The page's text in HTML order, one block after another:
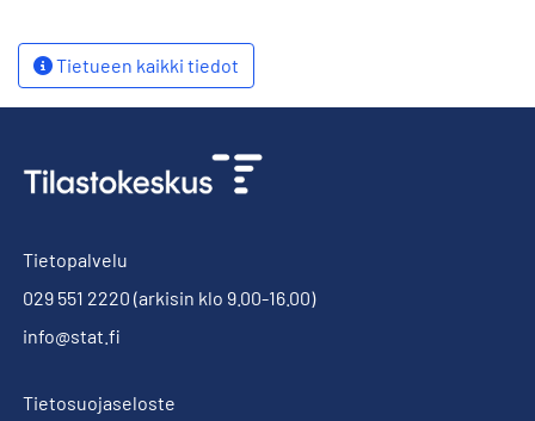
Tietueen kaikki tiedot
Tietopalvelu
029 551 2220 (arkisin klo 9.00-16.00)
info@stat.fi
Tietosuojaseloste